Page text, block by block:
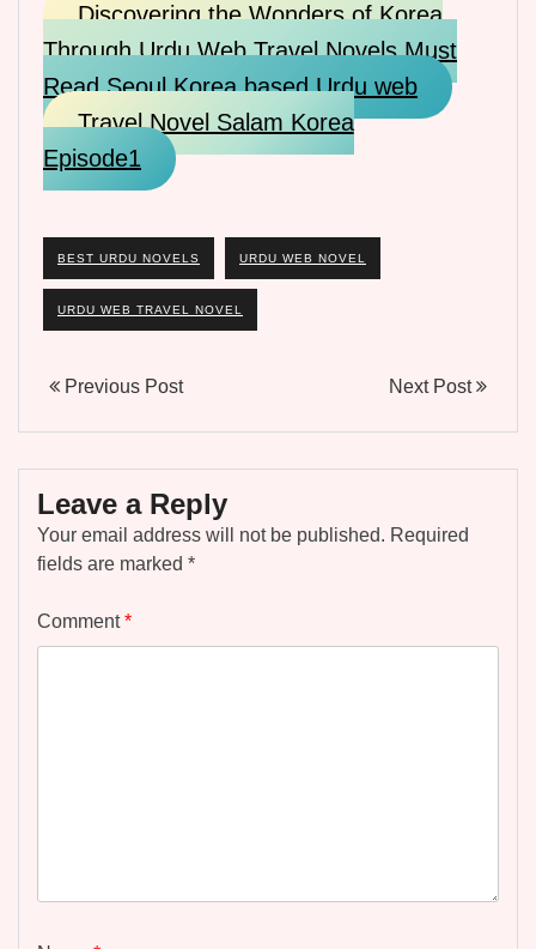
Discovering the Wonders of Korea
Through Urdu Web Travel Novels Must
Read Seoul Korea based Urdu web
Travel Novel Salam Korea
Episode1
BEST URDU NOVELS URDU WEB NOVEL
URDU WEB TRAVEL NOVEL
Previous Post Next Post
Leave a Reply
Your email address will not be published. Required
fields are marked *
Comment*